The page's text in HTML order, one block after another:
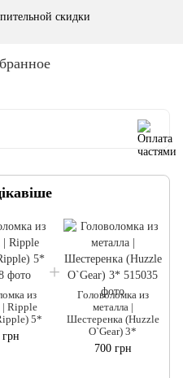
скидки
из
| Ripple
5*
Головоломка из
металла |
Шестеренка (Huzzle
O`Gear) 3*
700 грн